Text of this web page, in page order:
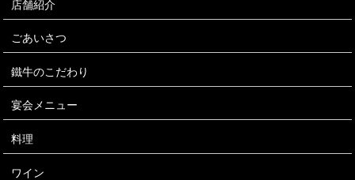
店舗紹介
ごあいさつ
鐵牛のこだわり
宴会メニュー
料理
ワイン